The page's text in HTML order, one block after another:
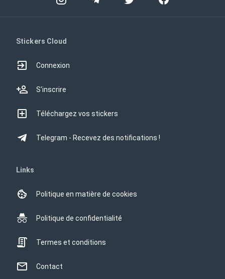
Stickers Cloud
Connexion
S'inscrire
Téléchargez vos stickers
Telegram - Recevez des notifications !
Links
Politique en matière de cookies
Politique de confidentialité
Termes et conditions
Contact